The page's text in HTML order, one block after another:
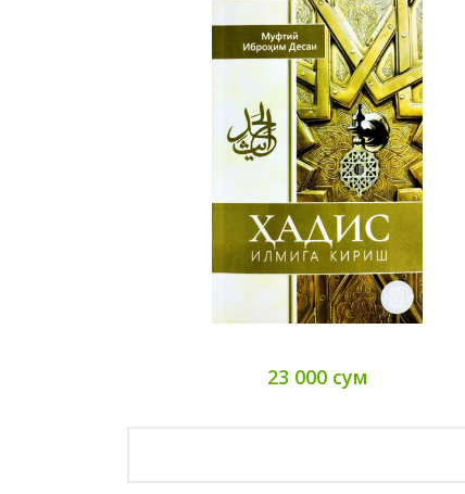
23 000 сум